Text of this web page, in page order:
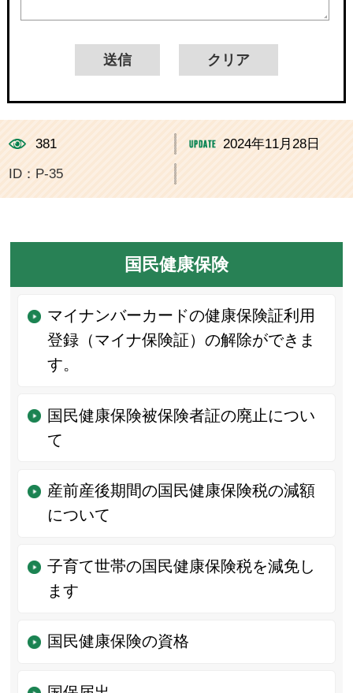
381 2024年11月28日
ID：P-35
国民健康保険
マイナンバーカードの健康保険証利用
登録（マイナ保険証）の解除ができま
す。
国民健康保険被保険者証の廃止につい
て
産前産後期間の国民健康保険税の減額
について
子育て世帯の国民健康保険税を減免し
ます
国民健康保険の資格